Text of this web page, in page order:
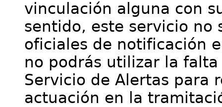
vinculación alguna con
sentido, este servicio no
oficiales de notificación
no podrás utilizar la
Servicio de Alertas para
actuación en la